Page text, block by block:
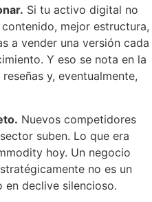
Si tu activo digital no
mejor estructura,
a vender una versión cada
Y eso se nota en la
y, eventualmente,
Nuevos competidores
suben. Lo que era
hoy. Un negocio
no es un
en declive silencioso.